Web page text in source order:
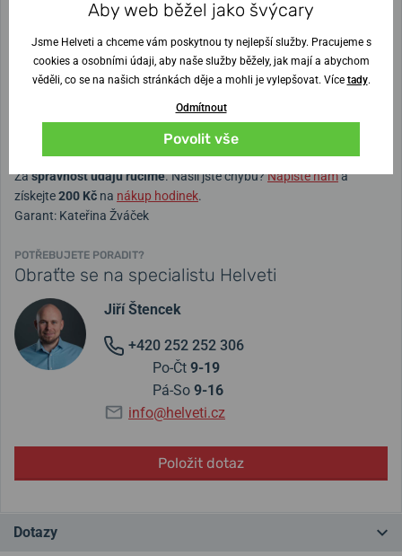
Trnová
Šířka pásku
19 mm,20 mm,21 mm,22 mm
24 mm,23 mm
Barva náramku
Černá
ne
Zasprávnost údajů ručíme. Našli jste chybu?Napište náma
získejte200 Kč na nákup hodinek.
Garant: Kateřina Žváček
POTŘEBUJETE PORADIT?
Obraťte se na specialistu Helveti
Jiří Štencek
+420 252 252 306
Po-Čt 9-19
Pá-So 9-16
info@helveti.cz
Položit dotaz
Dotazy
Aby web běžel jako švýcary
Jsme Helveti a chceme vám poskytnou ty nejlepší služby. Pracujeme s
cookies a osobními údaji, aby naše služby běžely, jak mají a abychom
věděli, co se na našich stránkách děje a mohli je vylepšovat. Více tady.
Odmítnout
Povolit vše